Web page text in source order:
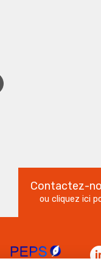
Contactez-
ou cliquez ici